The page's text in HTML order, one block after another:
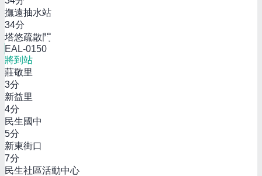
撫遠抽水站
34分
塔悠疏散門
EAL-0150
將到站
莊敬里
3分
新益里
4分
民生國中
5分
新東街口
7分
民生社區活動中心